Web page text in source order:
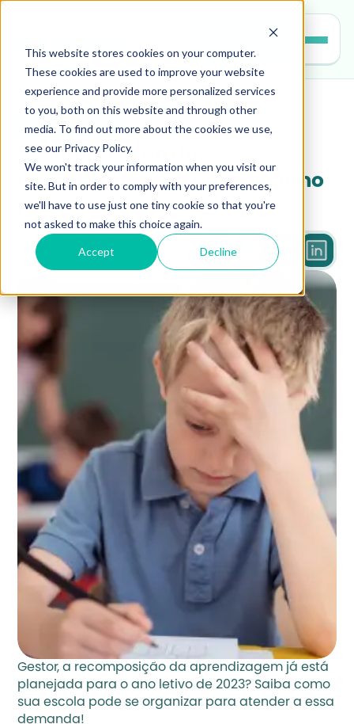
This website stores cookies on your computer.
These cookies are used to improve your website
experience and provide more personalized services
to you, both on this website and through other
media. To find out more about the cookies we use,
see our Privacy Policy.
We won't track your information when you visit our
site. But in order to comply with your preferences,
we'll have to use just one tiny cookie so that you're
not asked to make this choice again.
Accept Decline
educacao
Recomposição da
aprendizagem: o que é e como
fazer?
4 min
Gestor, a recomposição da aprendizagem já está
planejada para o ano letivo de 2023? Saiba como
sua escola pode se organizar para atender a essa
demanda!